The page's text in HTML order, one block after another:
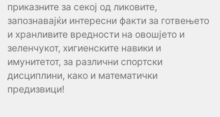
приказните за секој од ликовите,
запознавајќи интересни факти за готвењето
и хранливите вредности на овошјето и
зеленчукот, хигиенските навики и
имунитетот, за различни спортски
дисциплини, како и математички
предизвици!